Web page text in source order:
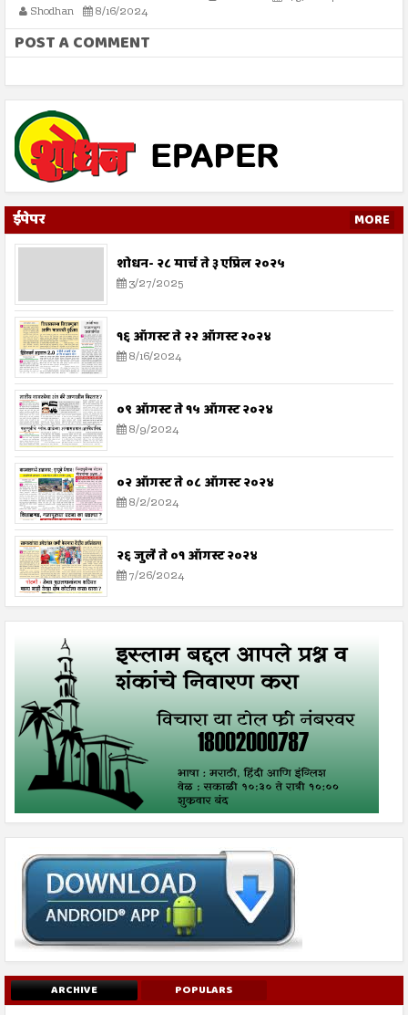
Shodhan 8/16/2024
POST A COMMENT
ईपेपर MORE
शोधन- २८ मार्च ते ३ एप्रिल २०२५
3/27/2025
१६ ऑगस्ट ते २२ ऑगस्ट २०२४
8/16/2024
०९ ऑगस्ट ते १५ ऑगस्ट २०२४
8/9/2024
०२ ऑगस्ट ते ०८ ऑगस्ट २०२४
8/2/2024
२६ जुलै ते ०१ ऑगस्ट २०२४
7/26/2024
ARCHIVE POPULARS